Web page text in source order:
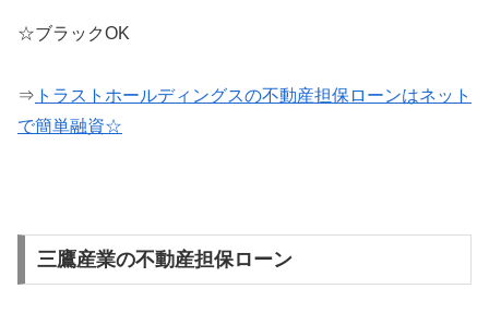
☆ブラックOK
⇒ トラストホールディングスの不動産担保ローンはネット
で簡単融資☆
三鷹産業の不動産担保ローン